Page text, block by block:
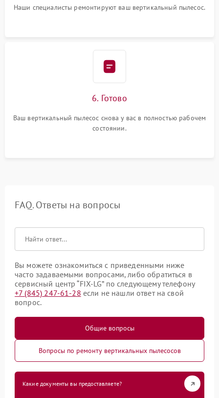
Наши специалисты ремонтируют ваш вертикальный пылесос.
6. Готово
Ваш вертикальный пылесос снова у вас в полностью рабочем
состоянии.
FAQ. Ответы на вопросы
Вы можете ознакомиться с приведенными ниже
часто задаваемыми вопросами, либо обратиться в
сервисный центр “FIX-LG” по следующему телефону
+7 (845) 247-61-28 если не нашли ответ на свой
вопрос.
Общие вопросы
Вопросы по ремонту вертикальных пылесосов
Какие документы вы предоставляете?